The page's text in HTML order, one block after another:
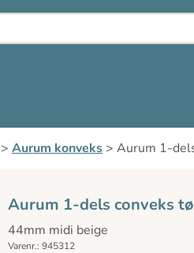
> Aurum konveks> Aurum 1-
Aurum 1-dels conveks
44mm midi beige
Varenr.: 945312